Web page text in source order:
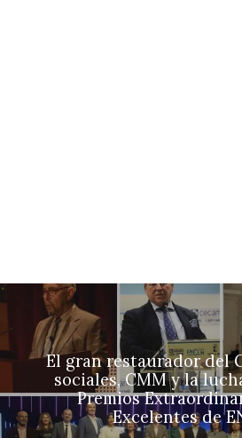
El gran restaurador del
sociales, CMM y la
Premios
Excelentes de